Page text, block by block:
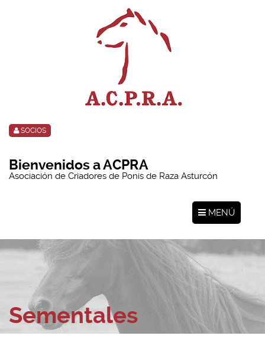
SOCIOS
Bienvenidos a ACPRA
Asociación de Criadores de Ponis de Raza Asturcón
MENÚ
Toggle
navigation
Sementales